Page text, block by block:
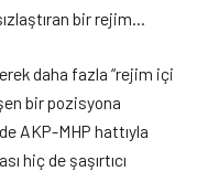
bir rejim…
daha fazla “rejim içi
bir pozisyona
AKP-MHP hattıyla
hiç de şaşırtıcı